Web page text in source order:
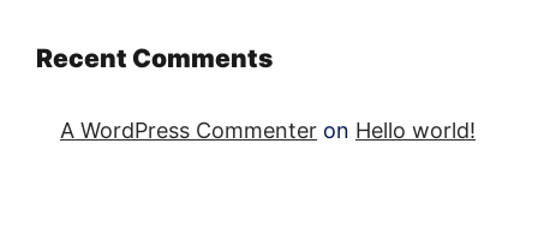
Recent Comments
A WordPress Commenter on Hello world!